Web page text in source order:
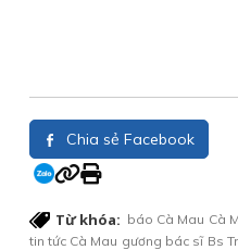
Chia sẻ Facebook
Từ khóa: báo Cà Mau Cà
tin tức Cà Mau gương bác sĩ Bs